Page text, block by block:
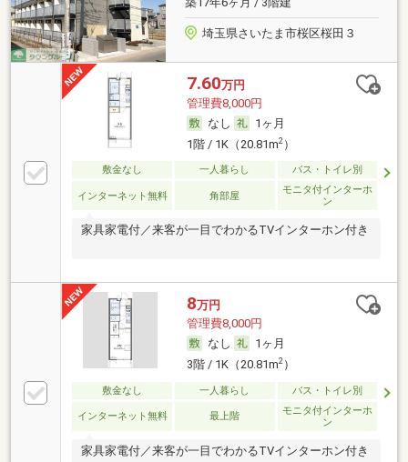
埼玉県さいたま市桜区桜田３
7.60万円
管理費8,000円
なし
1ヶ月
1階 / 1K（20.81m2）
敷金なし 一人暮らし バス・トイレ別
インターネット無料 角部屋
モニタ付インターホ
ン
家具家電付／来客が一目でわかるTVインターホン付き
8万円
管理費8,000円
なし
1ヶ月
3階 / 1K（20.81m2）
敷金なし 一人暮らし バス・トイレ別
インターネット無料 最上階
モニタ付インターホ
ン
家具家電付／来客が一目でわかるTVインターホン付き